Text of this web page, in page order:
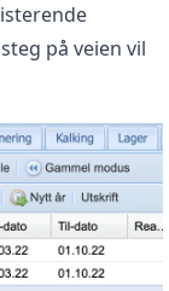
på veien vil